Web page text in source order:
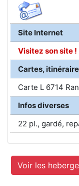
Site Internet
Visitez son site !
Cartes,
Carte L 6714
Infos diverses
22 pl., gardé,
Voir les